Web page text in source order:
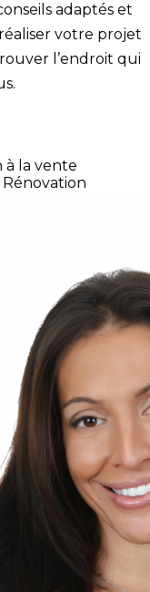
adaptés et
votre projet
l’endroit qui
à la vente
Rénovation